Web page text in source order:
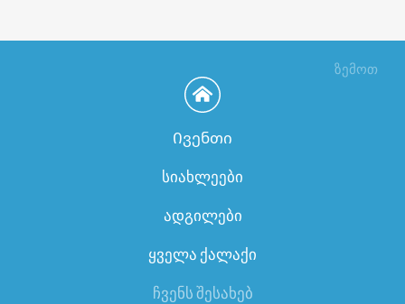
ზემოთ
Ივენთი
სიახლეები
ადგილები
ყველა ქალაქი
ჩვენს შესახებ